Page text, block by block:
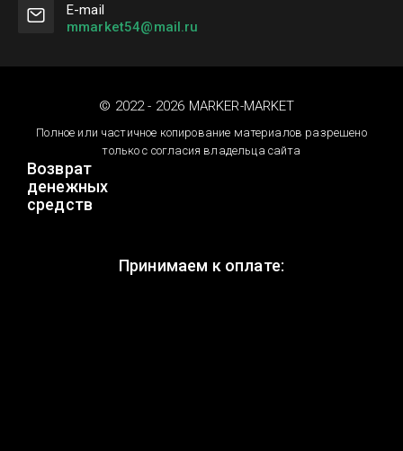
Е-mail
mmarket54@mail.ru
© 2022 - 2026 MARKER-MARKET
Полное или частичное копирование материалов разрешено
только с согласия владельца сайта
Возврат
денежных
средств
Принимаем к оплате: